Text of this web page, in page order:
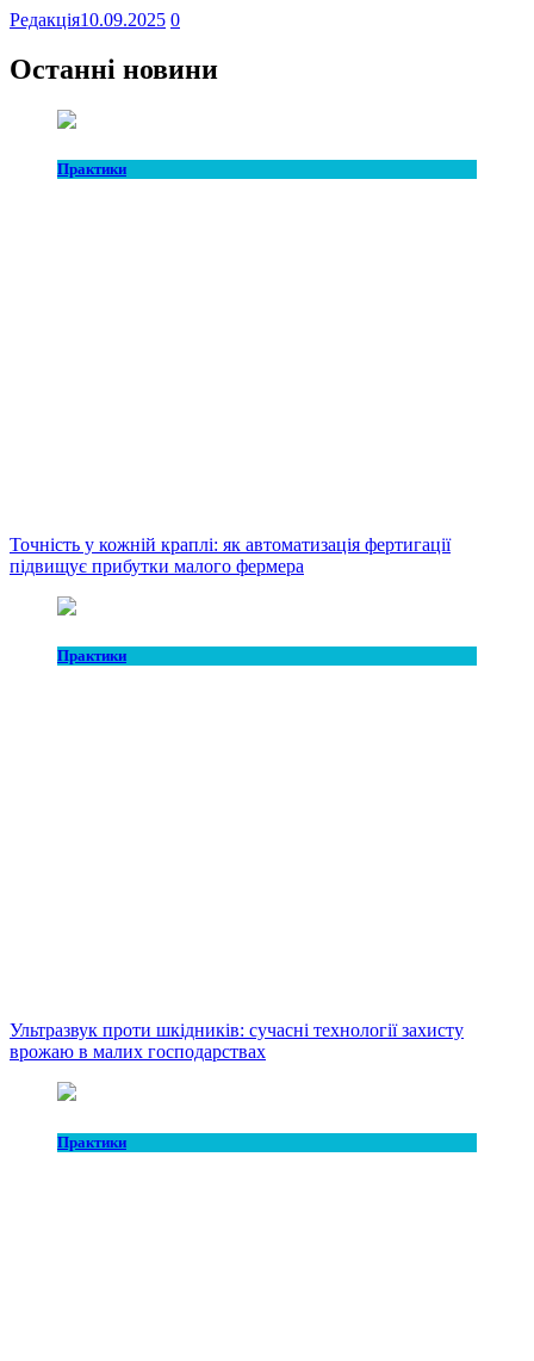
Редакція10.09.2025 0
Останні новини
Практики
Точність у кожній краплі: як автоматизація фертигації
підвищує прибутки малого фермера
Практики
Ультразвук проти шкідників: сучасні технології захисту
врожаю в малих господарствах
Практики